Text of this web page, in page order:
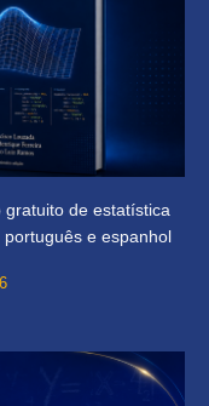
gratuito de estatística
e espanhol